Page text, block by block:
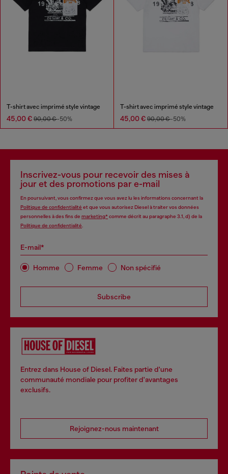
T-shirt avec imprimé style vintage
45,00 € 90,00 €-50%
T-shirt avec imprimé style vintage
45,00 € 90,00 €-50%
Inscrivez-vous pour recevoir des mises à
jour et des promotions par e-mail
En poursuivant, vous confirmez que vous avez lu les informations concernant la
Politique de confidentialité et que vous autorisez Diesel à traiter vos données
personnelles à des fins de marketing*comme décrit au paragraphe 3.1, d) de la
Politique de confidentialité
E-mail*
Homme Femme Non spécifié
Subscribe
Entrez dans House of Diesel. Faites partie d'une
communauté mondiale pour profiter d'avantages
exclusifs.
Rejoignez-nous maintenant